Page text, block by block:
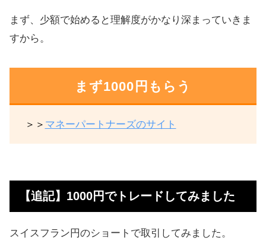
まず、少額で始めると理解度がかなり深まっていきま
すから。
まず1000円もらう
＞＞ マネーパートナーズのサイト
【追記】1000円でトレードしてみました
スイスフラン円のショートで取引してみました。